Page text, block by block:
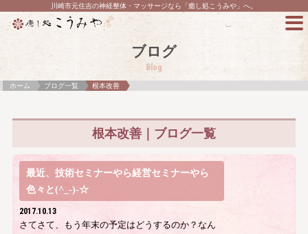
川崎市元住吉の神経整体・マッサージなら「癒し処こうみや」へ。
ブログ
Blog
ホーム ブログ一覧 根本改善
根本改善｜ブログ一覧
最近、技術セミナーやら経営セミナーやら
色々と(^_-)-☆
2017.10.13
さてさて、もう年末の予定はどうするのか？なん